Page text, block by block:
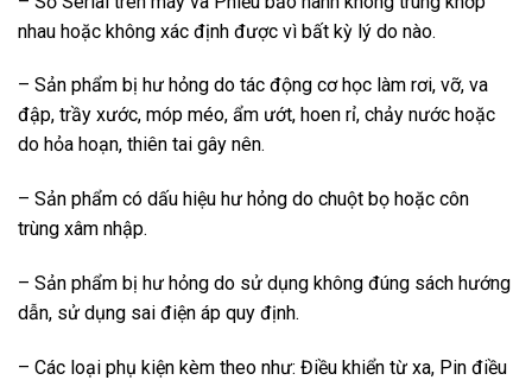
nhau hoặc không xác định được vì bất kỳ lý do nào.
– Sản phẩm bị hư hỏng do tác động cơ học làm rơi, vỡ, va
đập, trầy xước, móp méo, ẩm ướt, hoen rỉ, chảy nước hoặc
do hỏa hoạn, thiên tai gây nên.
– Sản phẩm có dấu hiệu hư hỏng do chuột bọ hoặc côn
trùng xâm nhập.
– Sản phẩm bị hư hỏng do sử dụng không đúng sách hướng
dẫn, sử dụng sai điện áp quy định.
– Các loại phụ kiện kèm theo như: Điều khiển từ xa, Pin điều